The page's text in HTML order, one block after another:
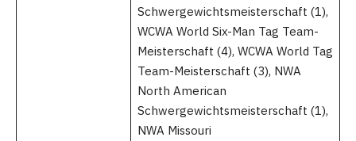
Schwergewichtsmeisterschaft (1),
WCWA World Six-Man Tag Team-
Meisterschaft (4), WCWA World Tag
Team-Meisterschaft (3), NWA
North American
Schwergewichtsmeisterschaft (1),
NWA Missouri